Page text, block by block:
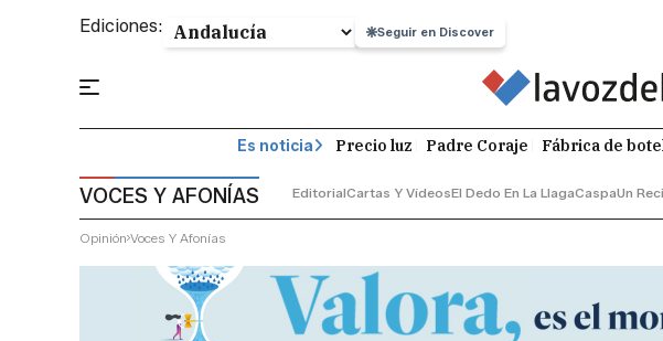
Ediciones: Seguir en Discover
Es noticia Precio luz Padre Coraje Fábrica de
VOCES Y AFONÍAS EditorialCartas Y VídeosEl Dedo En La LlagaCaspaUn
Opinión Voces Y Afonías